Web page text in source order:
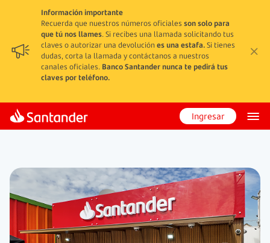
Información importante
Recuerda que nuestros números oficiales son solo para
que tú nos llames. Si recibes una llamada solicitando tus
claves o autorizar una devoluciónes una estafa.Si tienes
dudas, corta la llamada y contáctanos a nuestros
canales oficiales. Banco Santander nunca te pedirá tus
claves por teléfono.
Ingresar